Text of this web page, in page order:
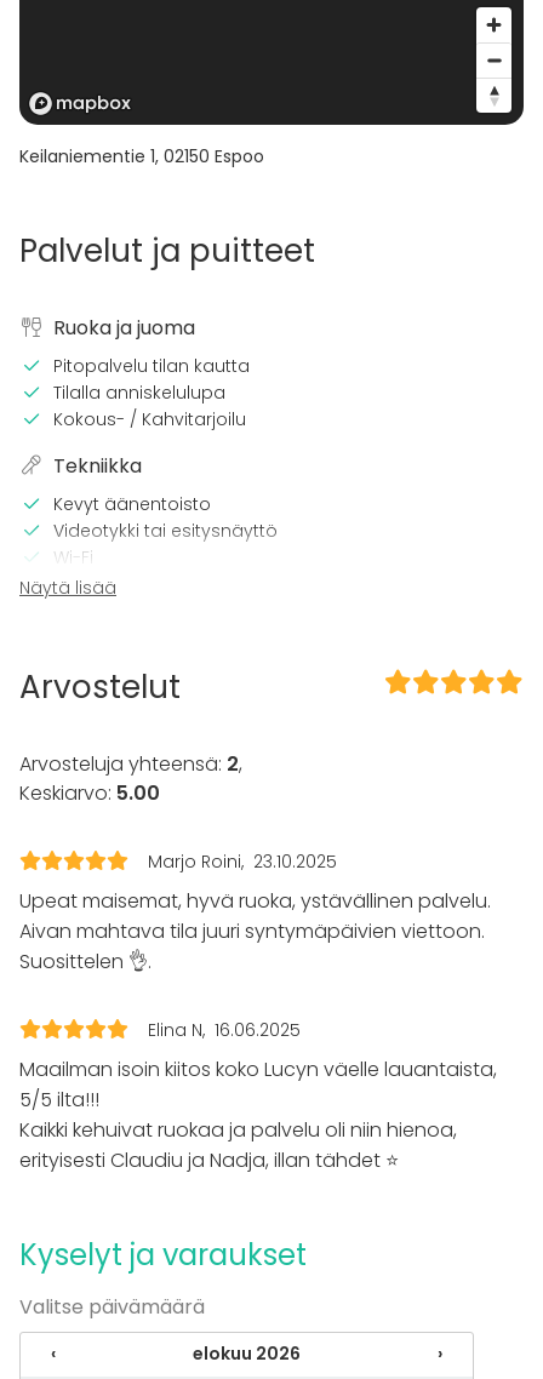
Keilaniementie 1, 02150 Espoo
Palvelut ja puitteet
Ruoka ja juoma
Pitopalvelu tilan kautta
Tilalla anniskelulupa
Kokous- / Kahvitarjoilu
Tekniikka
Kevyt äänentoisto
Videotykki tai esitysnäyttö
Wi-Fi
TV
Kattotila
Astiasto
Tapahtumatyypit
Häät
Saunailta
Illallinen / lounas
Kokous
Seminaari / konferenssi
Esitys / näytös
Mökkireissu / retriitti
Elämys / aktiviteetti
Pikkujoulut
Tilatyypit
Ravintola
Lounge
Kabinetti
Kattoterassi
Näytä lisää
Arvostelut
Arvosteluja yhteensä: 2,
Keskiarvo: 5.00
Marjo Roini 23.10.2025
Upeat maisemat, hyvä ruoka, ystävällinen palvelu.
Aivan mahtava tila juuri syntymäpäivien viettoon.
Suosittelen 👌.
Elina N 16.06.2025
Maailman isoin kiitos koko Lucyn väelle lauantaista,
5/5 ilta!!!
Kaikki kehuivat ruokaa ja palvelu oli niin hienoa,
erityisesti Claudiu ja Nadja, illan tähdet ⭐
Kyselyt ja varaukset
Valitse päivämäärä
‹ elokuu 2026 ›